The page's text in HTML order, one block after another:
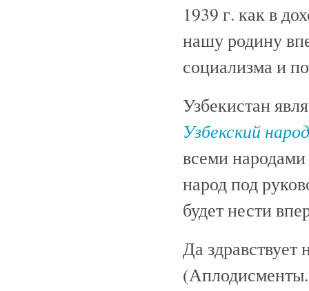
1939 г. как в
нашу родину
социализма и
Узбекистан
Узбекский народ
всеми
народ под
будет нести
Да